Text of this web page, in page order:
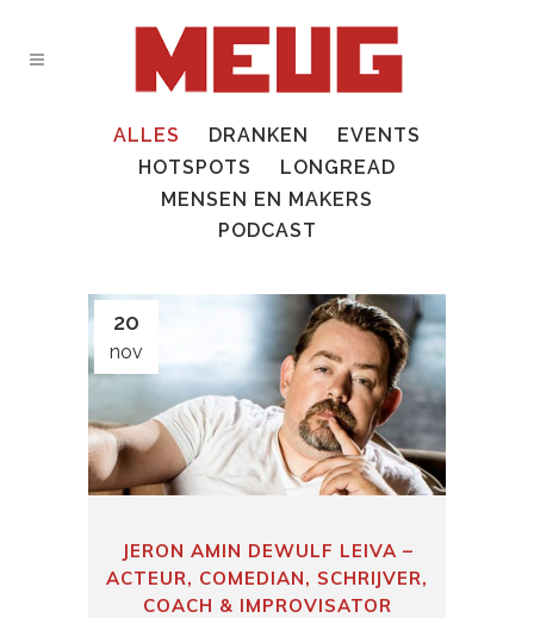
ALLES DRANKEN
EVENTS
HOTSPOTS
LONGREAD
MENSEN EN MAKERS
PODCAST
20
nov
JERON AMIN DEWULF LEIVA –
ACTEUR, COMEDIAN, SCHRIJVER,
COACH & IMPROVISATOR